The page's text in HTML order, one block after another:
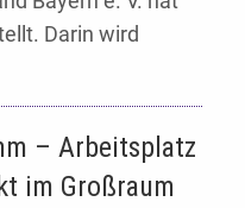
Darin wird
– Arbeitsplatz
im Großraum